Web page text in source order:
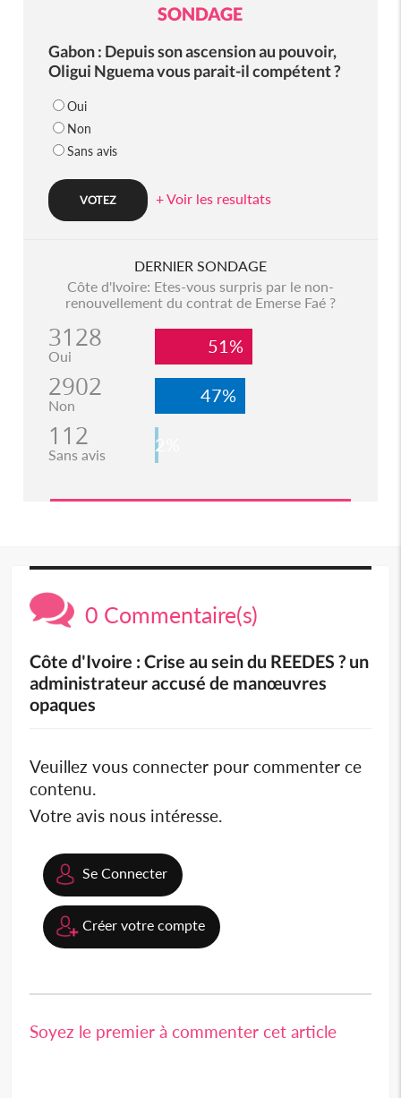
SONDAGE
Gabon : Depuis son ascension au pouvoir,
Oligui Nguema vous parait-il compétent ?
Oui
Non
Sans avis
+ Voir les resultats
DERNIER SONDAGE
Côte d'Ivoire: Etes-vous surpris par le non-
renouvellement du contrat de Emerse Faé ?
3128
Oui 51%
2902
Non 47%
112
Sans avis 2%
0 Commentaire(s)
Côte d'Ivoire : Crise au sein du REEDES ? un
administrateur accusé de manœuvres
opaques
Veuillez vous connecter pour commenter ce
contenu.
Votre avis nous intéresse.
Se Connecter
Créer votre compte
Soyez le premier à commenter cet article